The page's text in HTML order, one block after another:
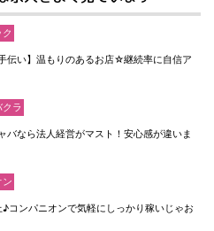
伝い】温もりのあるお店☆継続率に自信ア
クラ
バなら法人経営がマスト！安心感が違いま
ン
コンパニオンで気軽にしっかり稼いじゃお